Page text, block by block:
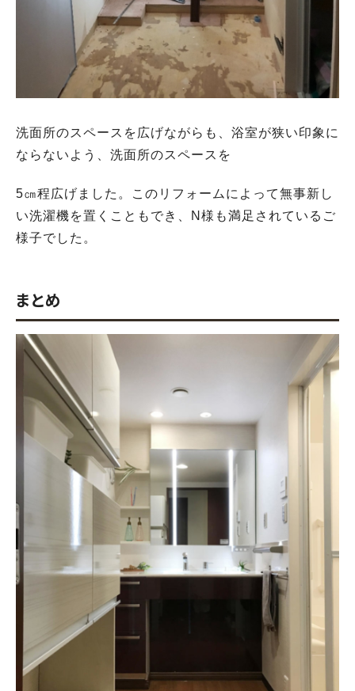
洗面所のスペースを広げながらも、浴室が狭い印象に
ならないよう、洗面所のスペースを
5㎝程広げました。このリフォームによって無事新し
い洗濯機を置くこともでき、N様も満足されているご
様子でした。
まとめ